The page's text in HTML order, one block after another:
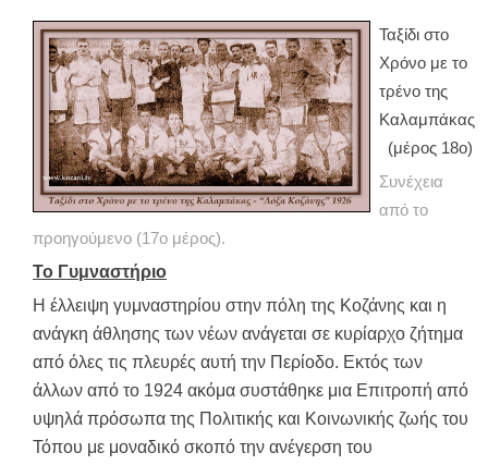
Ταξίδι στο
Χρόνο με το
τρένο της
Καλαμπάκας
(μέρος 18ο)
Συνέχεια
από το
προηγούμενο (17ο μέρος).
Το Γυμναστήριο
Η έλλειψη γυμναστηρίου στην πόλη της Κοζάνης και η
ανάγκη άθλησης των νέων ανάγεται σε κυρίαρχο ζήτημα
από όλες τις πλευρές αυτή την Περίοδο. Εκτός των
άλλων από το 1924 ακόμα συστάθηκε μια Επιτροπή από
υψηλά πρόσωπα της Πολιτικής και Κοινωνικής ζωής του
Τόπου με μοναδικό σκοπό την ανέγερση του